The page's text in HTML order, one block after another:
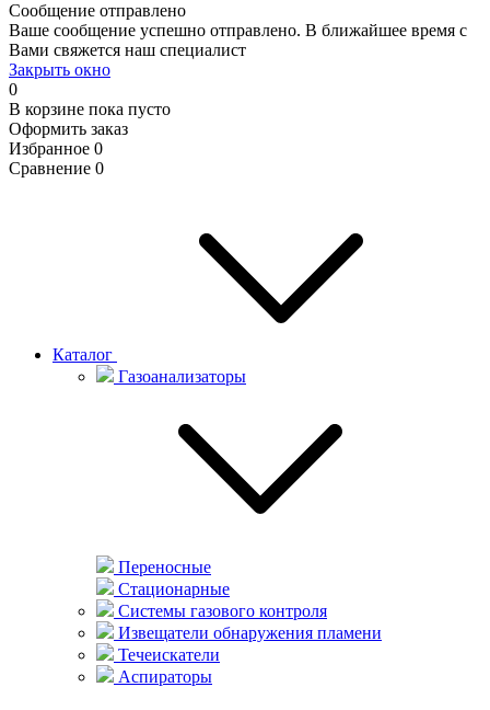
Сообщение отправлено
Ваше сообщение успешно отправлено. В ближайшее время с
Вами свяжется наш специалист
Закрыть окно
0
В корзине пока пусто
Оформить заказ
Избранное 0
Сравнение 0
Каталог
Газоанализаторы
Переносные
Стационарные
Системы газового контроля
Извещатели обнаружения пламени
Течеискатели
Аспираторы